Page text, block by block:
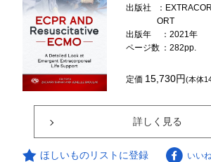
出版社
：
ORT
出版年
：2021年
ページ数 ：282pp.
定価 15,730円(本体
詳しく見る
ほしいものリストに登録 いいね